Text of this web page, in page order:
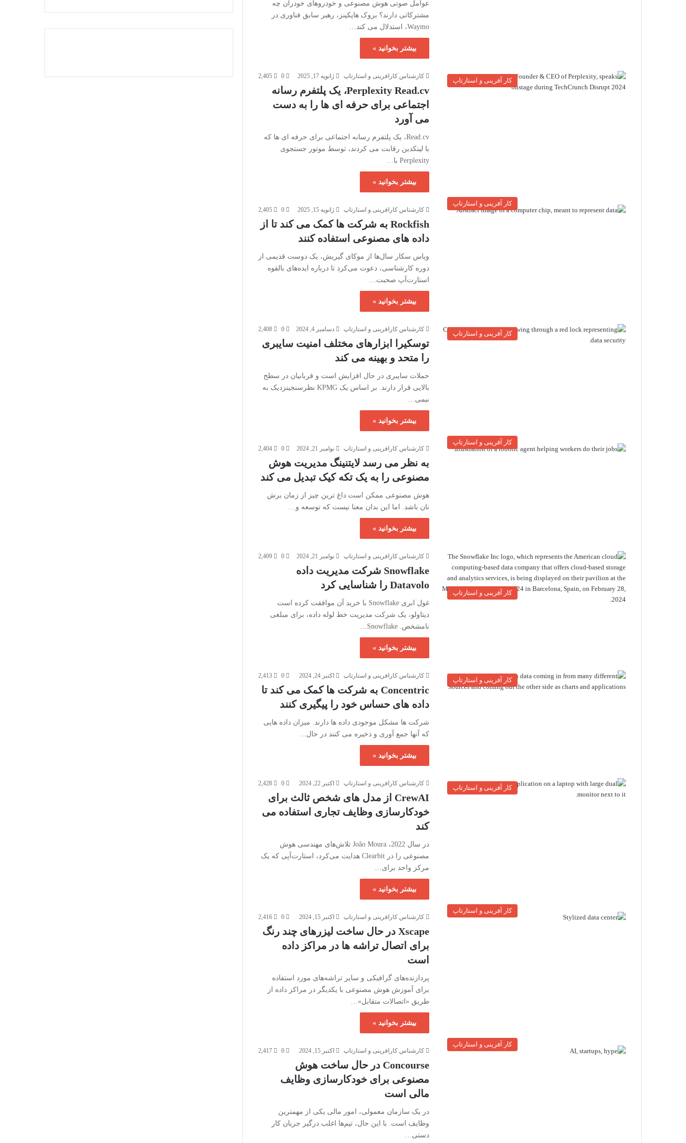
عوامل صوتی هوش مصنوعی و خودروهای خودران چه
مشترکاتی دارند؟ بروک هاپکینز، رهبر سابق فناوری در
Waymo، استدلال می کند…
بیشتر بخوانید »
کار آفرینی و استارتاپ
کارشناس کارافرینی و استارتاپ ژانویه 17, 2025 0
2,405
Perplexity Read.cv، یک پلتفرم رسانه
اجتماعی برای حرفه ای ها را به دست
می آورد
Read.cv، یک پلتفرم رسانه اجتماعی برای حرفه ای ها که
با لینکدین رقابت می کردند، توسط موتور جستجوی
Perplexity با…
بیشتر بخوانید »
کار آفرینی و استارتاپ
کارشناس کارافرینی و استارتاپ ژانویه 15, 2025 0
2,405
Rockfish به شرکت ها کمک می کند تا از
داده های مصنوعی استفاده کنند
ویاس سکار سال‌ها از موکای گیریش، یک دوست قدیمی از
دوره کارشناسی، دعوت می‌کرد تا درباره ایده‌های بالقوه
استارت‌آپ صحبت…
بیشتر بخوانید »
کار آفرینی و استارتاپ
کارشناس کارافرینی و استارتاپ دسامبر 4, 2024 0
2,408
توسکیرا ابزارهای مختلف امنیت سایبری
را متحد و بهینه می کند
حملات سایبری در حال افزایش است و قربانیان در سطح
بالایی قرار دارند. بر اساس یک KPMG نظرسنجینزدیک به
نیمی…
بیشتر بخوانید »
کار آفرینی و استارتاپ
کارشناس کارافرینی و استارتاپ نوامبر 21, 2024 0
2,404
به نظر می رسد لایتنینگ مدیریت هوش
مصنوعی را به یک تکه کیک تبدیل می کند
هوش مصنوعی ممکن است داغ ترین چیز از زمان برش
نان باشد. اما این بدان معنا نیست که توسعه و…
بیشتر بخوانید »
کار آفرینی و استارتاپ
کارشناس کارافرینی و استارتاپ نوامبر 21, 2024 0
2,409
Snowflake شرکت مدیریت داده
Datavolo را شناسایی کرد
غول ابری Snowflake با خرید آن موافقت کرده است
دیتاولو، یک شرکت مدیریت خط لوله داده، برای مبلغی
نامشخص. Snowflake…
بیشتر بخوانید »
کار آفرینی و استارتاپ
کارشناس کارافرینی و استارتاپ اکتبر 24, 2024 0
2,413
Concentric به شرکت ها کمک می کند تا
داده های حساس خود را پیگیری کنند
شرکت ها مشکل موجودی داده ها دارند. میزان داده هایی
که آنها جمع آوری و ذخیره می کنند در حال…
بیشتر بخوانید »
کار آفرینی و استارتاپ
کارشناس کارافرینی و استارتاپ اکتبر 22, 2024 0
2,428
CrewAI از مدل های شخص ثالث برای
خودکارسازی وظایف تجاری استفاده می
کند
در سال 2022، João Moura تلاش‌های مهندسی هوش
مصنوعی را در Clearbit هدایت می‌کرد، استارت‌آپی که یک
مرکز واحد برای…
بیشتر بخوانید »
کار آفرینی و استارتاپ
کارشناس کارافرینی و استارتاپ اکتبر 15, 2024 0
2,416
Xscape در حال ساخت لیزرهای چند رنگ
برای اتصال تراشه ها در مراکز داده
است
پردازنده‌های گرافیکی و سایر تراشه‌های مورد استفاده
برای آموزش هوش مصنوعی با یکدیگر در مراکز داده از
طریق «اتصالات متقابل»…
بیشتر بخوانید »
کار آفرینی و استارتاپ
کارشناس کارافرینی و استارتاپ اکتبر 15, 2024 0
2,417
Concourse در حال ساخت هوش
مصنوعی برای خودکارسازی وظایف
مالی است
در یک سازمان معمولی، امور مالی یکی از مهمترین
وظایف است. با این حال، تیم‌ها اغلب درگیر جریان کار
دستی…